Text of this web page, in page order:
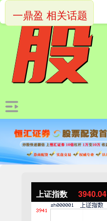
上证指数 3940.04
一鼎盈 相关话题